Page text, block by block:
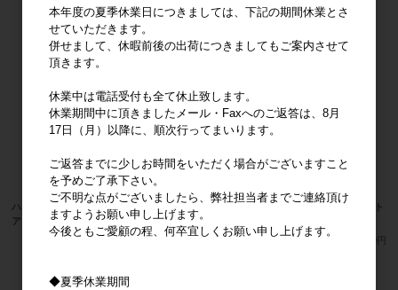
ハローキティ ファインフェイスキャット
アニマル
メーカー希望小売価格
3,200円
ハローキティ ファインフェイスキャット
メーカー希望小売価格
3,200円
本年度の夏季休業日につきましては、下記の期間休業とさ
せていただきます。
併せまして、休暇前後の出荷につきましてもご案内させて
頂きます。
休業中は電話受付も全て休止致します。
休業期間中に頂きましたメール・Faxへのご返答は、8月
17日（月）以降に、順次行ってまいります。
ご返答までに少しお時間をいただく場合がございますこと
を予めご了承下さい。
ご不明な点がございましたら、弊社担当者までご連絡頂け
ますようお願い申し上げます。
今後ともご愛顧の程、何卒宜しくお願い申し上げます。
◆夏季休業期間